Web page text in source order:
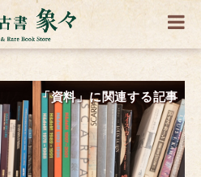
「資料」に関連する記事